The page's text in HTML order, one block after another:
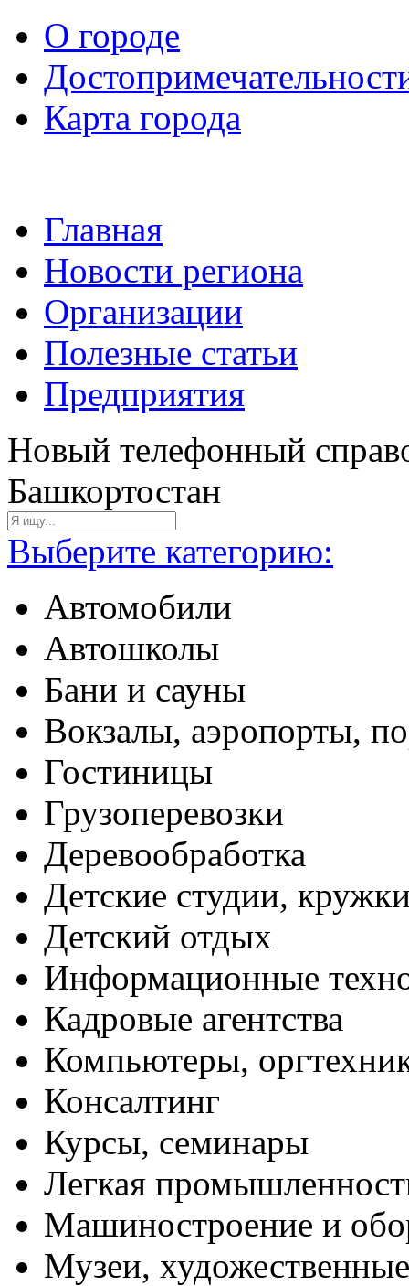
О городе
Карта города
Главная
Новости региона
Организации
Полезные статьи
Предприятия
Новый телефонный
Башкортостан
Выберите категорию:
Автомобили
Автошколы
Бани и сауны
Вокзалы, аэропорты,
Гостиницы
Грузоперевозки
Деревообработка
Детские студии,
Детский отдых
Информационные
Кадровые агентства
Компьютеры,
Консалтинг
Курсы, семинары
Легкая
Машиностроение и
Музеи,